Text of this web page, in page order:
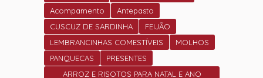
Acompamento
Antepasto
CUSCUZ DE SARDINHA
FEIJÃO
LEMBRANCINHAS COMESTÍVEIS
MOLHOS
PANQUECAS
PRESENTES
ARROZ E RISOTOS PARA NATAL E ANO